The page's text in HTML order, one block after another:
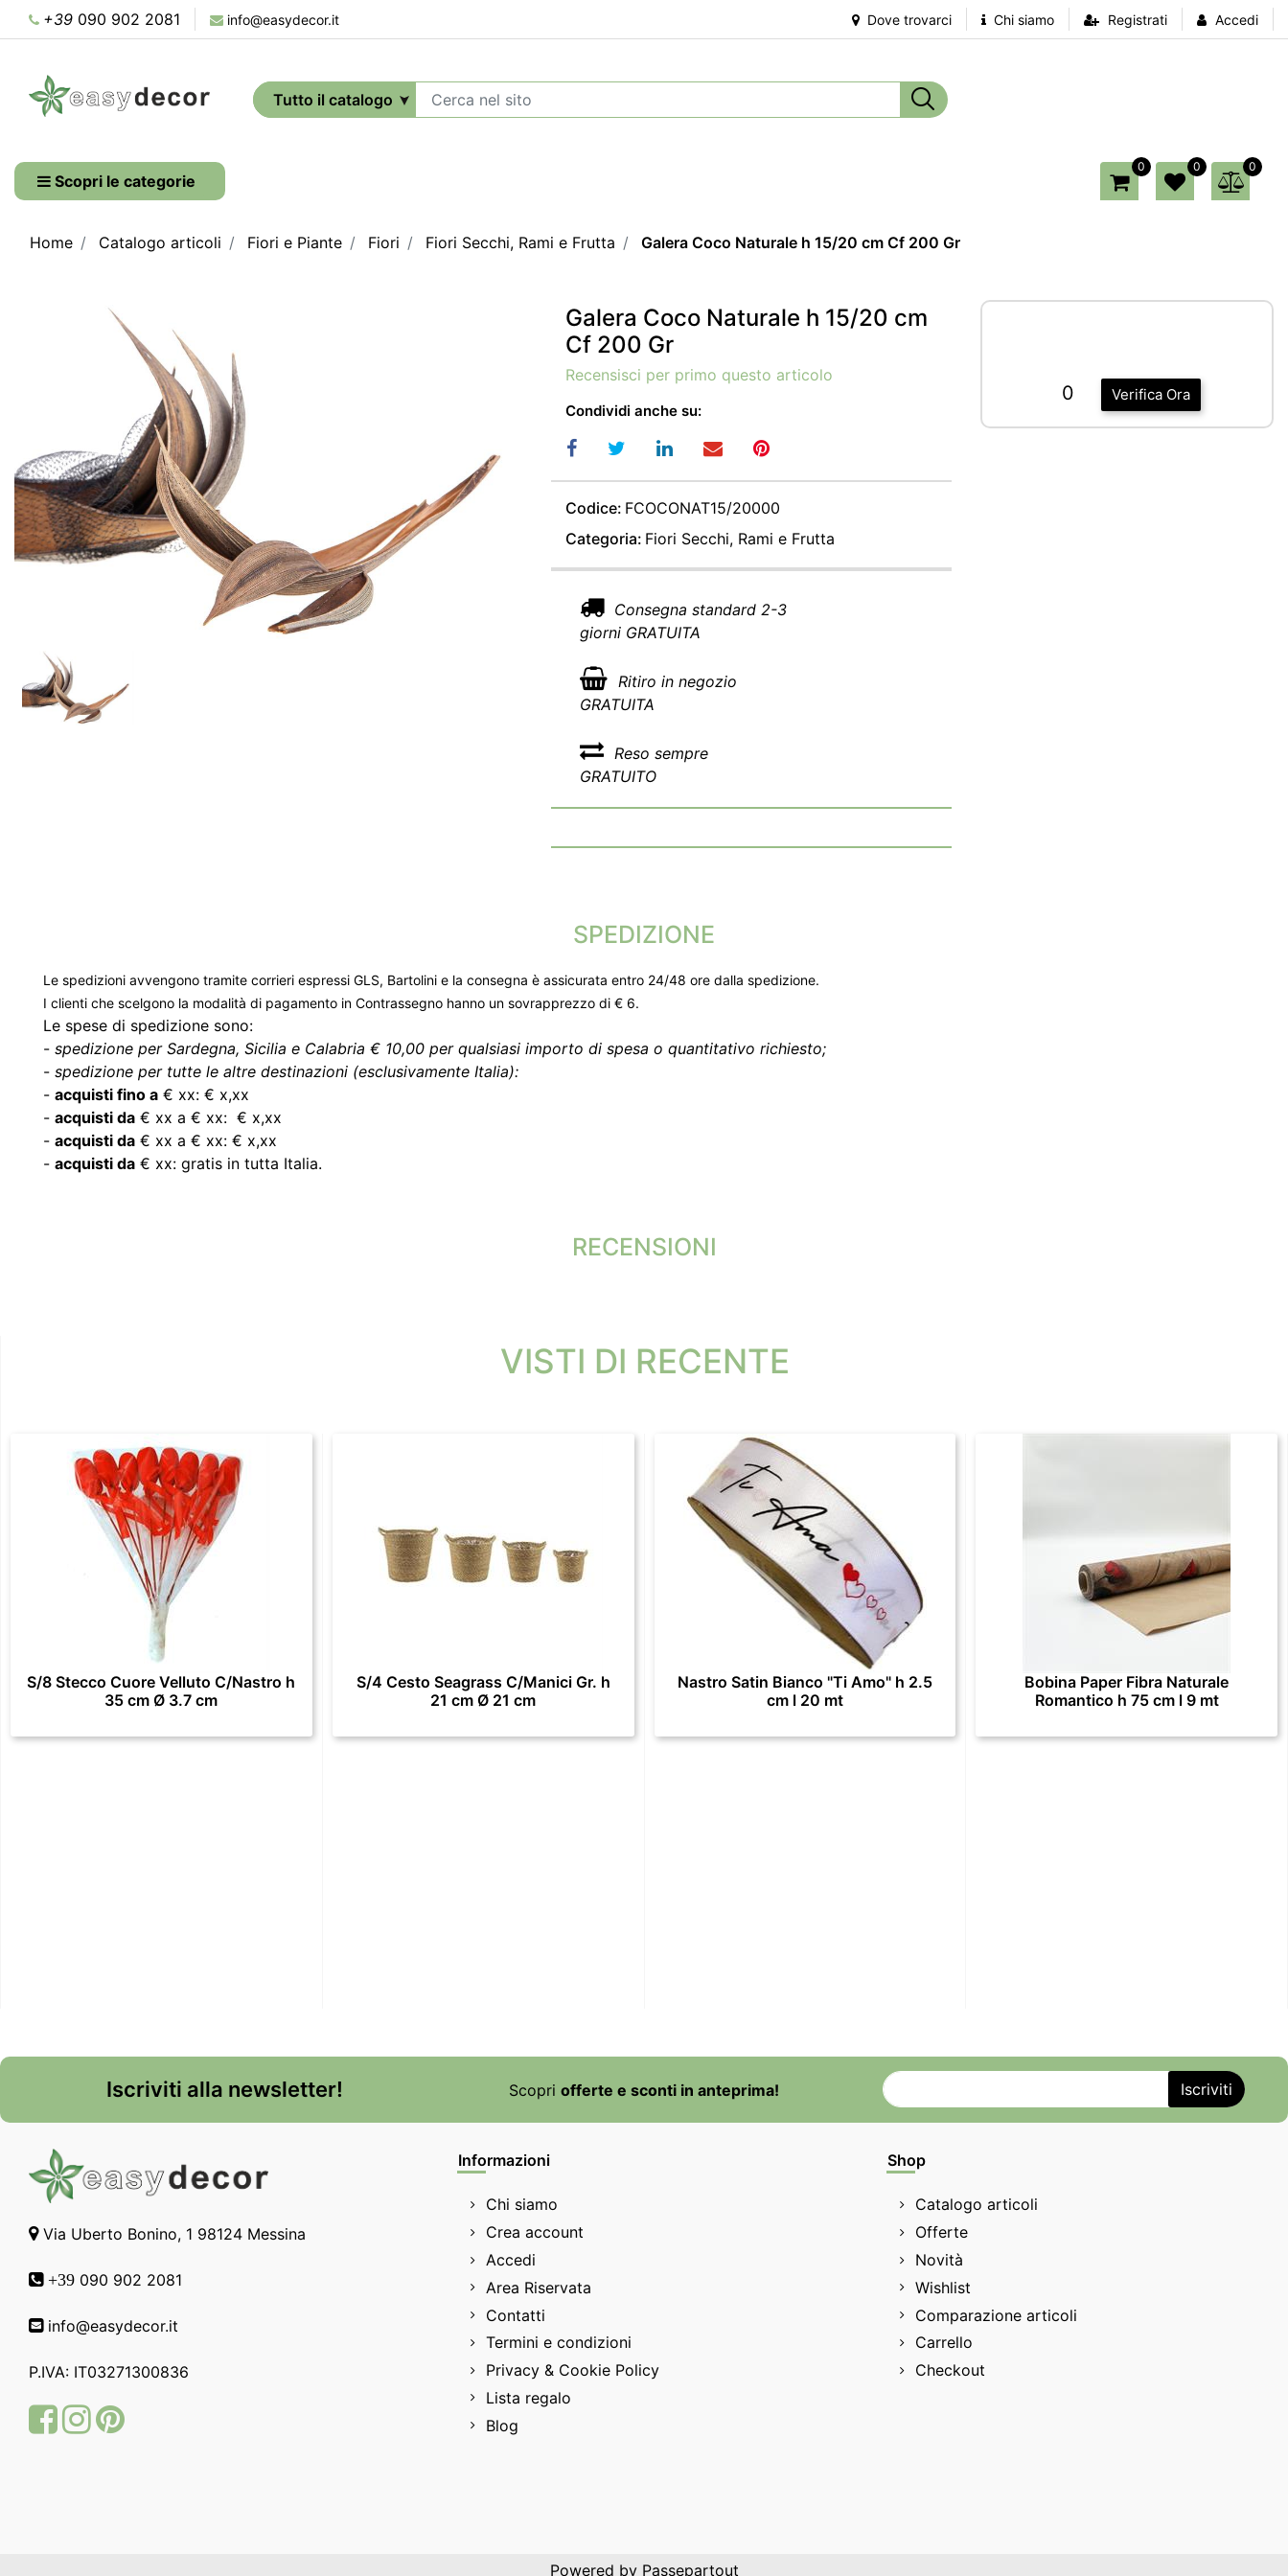
+39 090 902 2081 info@easydecor.it Dove trovarci Chi siamo Registrati Accedi
Scopri le categorie
0 0 0
Home Catalogo articoli Fiori e Piante Fiori Fiori Secchi, Rami e Frutta Galera Coco Naturale h 15/20 cm Cf 200 Gr
Galera Coco Naturale h 15/20 cm
Cf 200 Gr
Recensisci per primo questo articolo
Condividi anche su:
Codice: FCOCONAT15/20000
Categoria: Fiori Secchi, Rami e Frutta
Consegna standard 2-3
giorni GRATUITA
Ritiro in negozio
GRATUITA
Reso sempre
GRATUITO
Verifica Ora
0
SPEDIZIONE
Le spedizioni avvengono tramite corrieri espressi GLS, Bartolini e la consegna è assicurata entro 24/48 ore dalla spedizione.
I clienti che scelgono la modalità di pagamento in Contrassegno hanno un sovrapprezzo di € 6.
Le spese di spedizione sono:
- spedizione per Sardegna, Sicilia e Calabria € 10,00 per qualsiasi importo di spesa o quantitativo richiesto;
- spedizione per tutte le altre destinazioni (esclusivamente Italia):
- acquisti fino a € xx: € x,xx
- acquisti da € xx a € xx: € x,xx
- acquisti da € xx a € xx: € x,xx
- acquisti da € xx: gratis in tutta Italia.
RECENSIONI
VISTI DI RECENTE
S/8 Stecco Cuore Velluto C/Nastro h
35 cm Ø 3.7 cm
S/4 Cesto Seagrass C/Manici Gr. h
21 cm Ø 21 cm
Nastro Satin Bianco "Ti Amo" h 2.5
cm l 20 mt
Bobina Paper Fibra Naturale
Romantico h 75 cm l 9 mt
Iscriviti alla newsletter! Scopri offerte e sconti in anteprima!
Via Uberto Bonino, 1 98124 Messina
+39 090 902 2081
info@easydecor.it
P.IVA: IT03271300836
FacebookInstagram
Pinterest
Informazioni
Chi siamo
Crea account
Accedi
Area Riservata
Contatti
Termini e condizioni
Privacy & Cookie Policy
Lista regalo
Blog
Shop
Catalogo articoli
Offerte
Novità
Wishlist
Comparazione articoli
Carrello
Checkout
Powered by Passepartout